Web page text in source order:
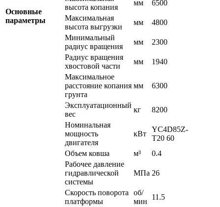
Основные
параметры
высота копания
мм
6500
Максимальная
высота выгрузки
мм
4800
Минимальный
радиус вращения
мм
2300
Радиус вращения
хвостовой части
мм
1940
Максимальное
расстояние копания
грунта
мм 6300
Эксплуатационный
вес
кг
8200
Номинальная
мощность
двигателя
кВт
YC4D85Z-
T20 60
Объем ковша
м³
0.4
Рабочее давление
гидравлической
системы
МПа 26
Скорость поворота
платформы
об/
мин
11.5